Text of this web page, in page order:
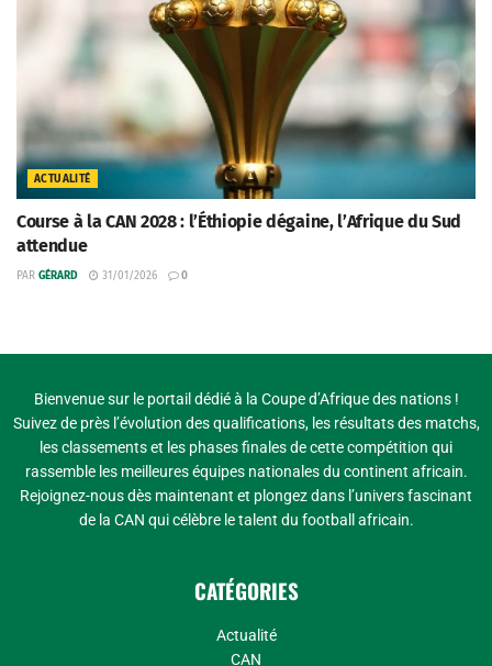
ACTUALITÉ
Course à la CAN 2028 : l’Éthiopie dégaine, l’Afrique du Sud
attendue
PAR GÉRARD 31/01/2026 0
Bienvenue sur le portail dédié à la Coupe d’Afrique des nations !
Suivez de près l’évolution des qualifications, les résultats des matchs,
les classements et les phases finales de cette compétition qui
rassemble les meilleures équipes nationales du continent africain.
Rejoignez-nous dès maintenant et plongez dans l’univers fascinant
de la CAN qui célèbre le talent du football africain.
CATÉGORIES
Actualité
CAN